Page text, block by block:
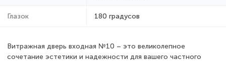
Глазок 180 градусов
Витражная дверь входная №10 – это великолепное
сочетание эстетики и надежности для вашего частного